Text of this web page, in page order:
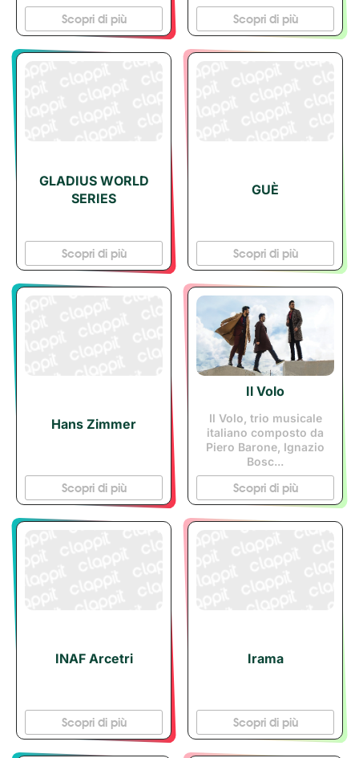
Scopri di più Scopri di più
GLADIUS WORLD
SERIES
Scopri di più
GUÈ
Scopri di più
Hans Zimmer
Scopri di più
Il Volo
Il Volo, trio musicale
italiano composto da
Piero Barone, Ignazio
Bosc...
Scopri di più
INAF Arcetri
Scopri di più
Irama
Scopri di più